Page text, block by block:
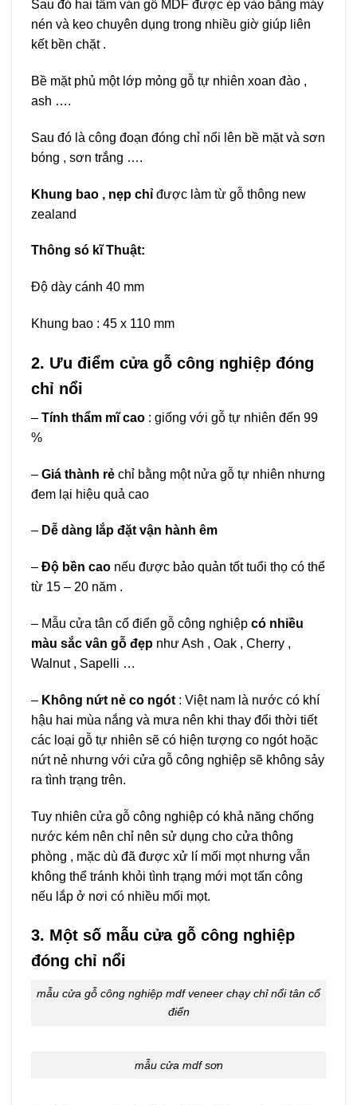
Sau đó hai tấm ván gỗ MDF được ép vào bằng máy
nén và keo chuyên dụng trong nhiều giờ giúp liên
kết bền chặt .
Bề mặt phủ một lớp mỏng gỗ tự nhiên xoan đào ,
ash ….
Sau đó là công đoạn đóng chỉ nổi lên bề mặt và sơn
bóng , sơn trắng ….
Khung bao , nẹp chỉ được làm từ gỗ thông new
zealand
Thông só kĩ Thuật:
Độ dày cánh 40 mm
Khung bao : 45 x 110 mm
2. Ưu điểm cửa gỗ công nghiệp đóng
chỉ nổi
– Tính thẩm mĩ cao : giống với gỗ tự nhiên đến 99
%
– Giá thành rẻ chỉ bằng một nửa gỗ tự nhiên nhưng
đem lại hiệu quả cao
– Dễ dàng lắp đặt vận hành êm
– Độ bền cao nếu được bảo quản tốt tuổi thọ có thể
từ 15 – 20 năm .
– Mẫu cửa tân cổ điển gỗ công nghiệp có nhiều
màu sắc vân gỗ đẹp như Ash , Oak , Cherry ,
Walnut , Sapelli …
– Không nứt nẻ co ngót : Việt nam là nước có khí
hậu hai mùa nắng và mưa nên khi thay đổi thời tiết
các loại gỗ tự nhiên sẽ có hiện tượng co ngót hoặc
nứt nẻ nhưng với cửa gỗ công nghiệp sẽ không sảy
ra tình trạng trên.
Tuy nhiên cửa gỗ công nghiệp có khả năng chống
nước kém nên chỉ nên sử dụng cho cửa thông
phòng , mặc dù đã được xử lí mối mọt nhưng vẫn
không thể tránh khỏi tình trạng mới mọt tấn công
nếu lắp ở nơi có nhiều mối mọt.
3. Một số mẫu cửa gỗ công nghiệp
đóng chỉ nổi
mẫu cửa gỗ công nghiệp mdf veneer chạy chỉ nổi tân cổ
điển
mẫu cửa mdf sơn